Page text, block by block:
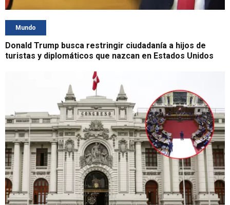
Mundo
Donald Trump busca restringir ciudadanía a hijos de
turistas y diplomáticos que nazcan en Estados Unidos